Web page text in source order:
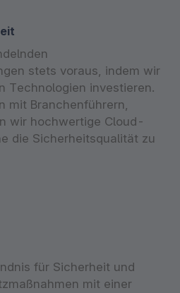
stets voraus, indem wir
Technologien investieren.
mit Branchenführern,
wir hochwertige Cloud-
die Sicherheitsqualität zu
für Sicherheit und
mit einer